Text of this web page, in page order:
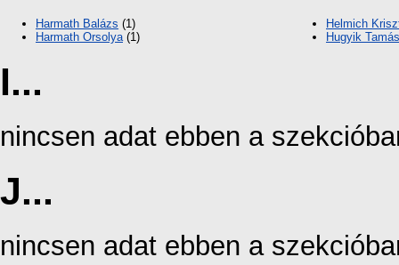
Harmath Balázs (1)
Harmath Orsolya (1)
Helmich
Hugyik Tamás
I...
nincsen adat ebben a
J...
nincsen adat ebben a